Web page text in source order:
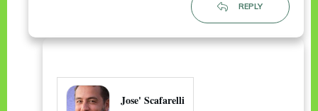
REPLY
Jose' Scafarelli